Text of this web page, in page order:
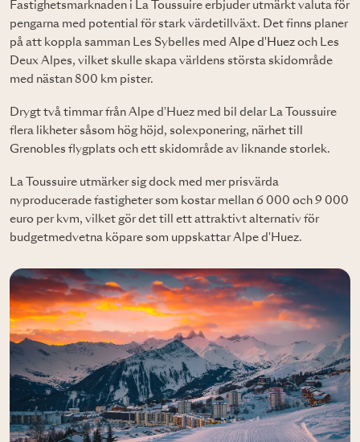
Fastighetsmarknaden i La Toussuire erbjuder utmärkt valuta för
pengarna med potential för stark värdetillväxt. Det finns planer
på att koppla samman Les Sybelles med Alpe d'Huez och Les
Deux Alpes, vilket skulle skapa världens största skidområde
med nästan 800 km pister.
Drygt två timmar från Alpe d'Huez med bil delar La Toussuire
flera likheter såsom hög höjd, solexponering, närhet till
Grenobles flygplats och ett skidområde av liknande storlek.
La Toussuire utmärker sig dock med mer prisvärda
nyproducerade fastigheter som kostar mellan 6 000 och 9 000
euro per kvm, vilket gör det till ett attraktivt alternativ för
budgetmedvetna köpare som uppskattar Alpe d'Huez.